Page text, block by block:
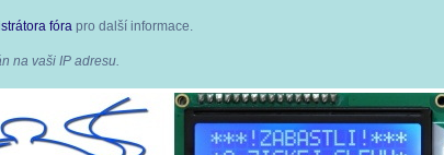
fóra pro další informace.
na vaši IP adresu.